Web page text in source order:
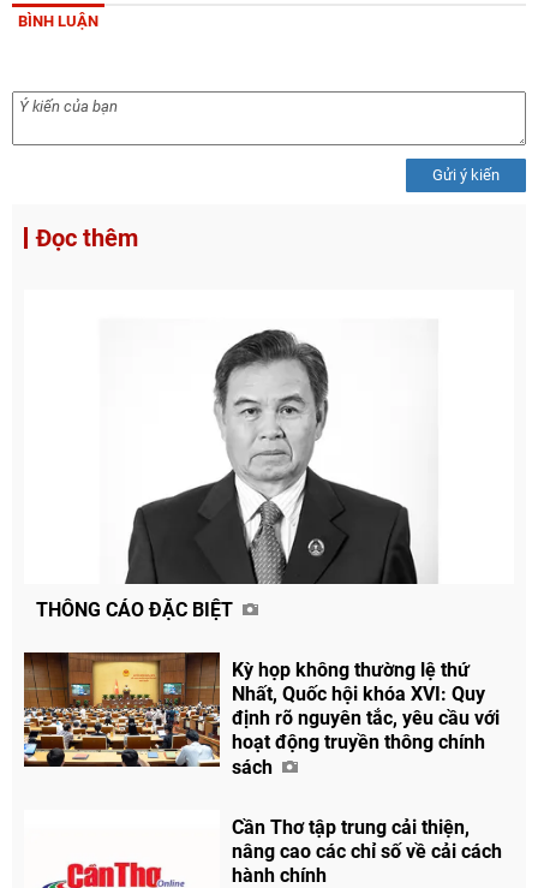
Facebook
BÌNH LUẬN
Gửi ý kiến
Đọc thêm
THÔNG CÁO ĐẶC BIỆT
Kỳ họp không thường lệ thứ
Nhất, Quốc hội khóa XVI: Quy
định rõ nguyên tắc, yêu cầu với
hoạt động truyền thông chính
sách
Cần Thơ tập trung cải thiện,
nâng cao các chỉ số về cải cách
hành chính